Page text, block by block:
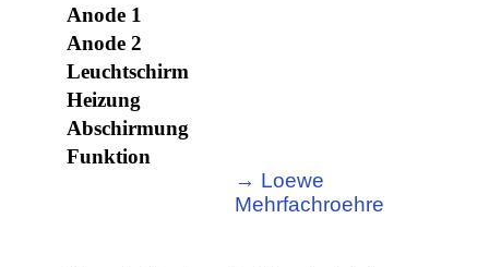
Anode 1
Anode 2
Leuchtschirm
Heizung
Abschirmung
Funktion
→ Loewe
Mehrfachroehre